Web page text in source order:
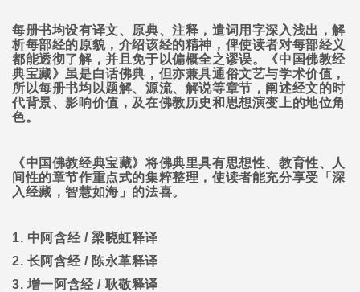
每册书均设有译文、原典、注释，遣词用字深入浅出，解
析每部经的原貌，介绍该经的精神，俾使读者对每部经义
都能透彻了解，并且免于以偏概全之谬误。《中国佛教经
典宝藏》虽是白话佛典，但亦兼具通俗文艺与学术价值，
所以每册书均以题解、源流、解说等章节，阐述经文的时
代背景、影响价值，及在佛教历史和思想演变上的地位角
色。
《中国佛教经典宝藏》将佛典里具有思想性、教育性、人
间性的章节作重点式的集粹整理，使读者能充分享受「深
入经藏，智慧如海」的法喜。
1. 中阿含经/梁晓虹释译
2. 长阿含经/ 陈永革释译
3. 增一阿含经/ 耿敬释译